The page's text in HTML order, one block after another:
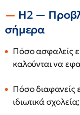
H2 —
σήμερα
Πόσο ασφαλείς
καλούνται να
Πόσο διαφανείς
ιδιωτικά σχολεία;